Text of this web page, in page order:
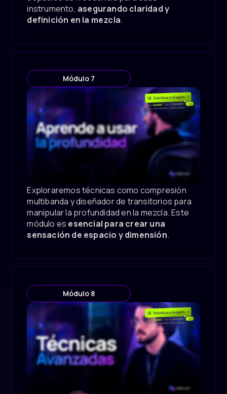
instrumento, asegurando claridad y
definición en la mezcla.
Módulo 7
Exploraremos técnicas como compresión
multibanda y diseñador de transitorios para
manipular la profundidad en la mezcla. Este
módulo es esencial para crear una
sensación de espacio y dimensión.
Módulo 8